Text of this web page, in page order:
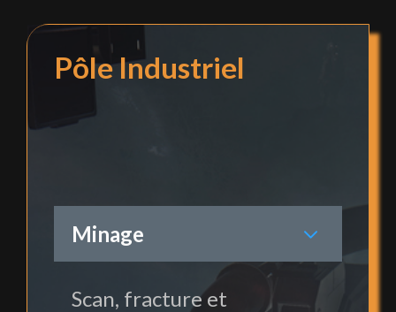
Pôle Industriel
Minage
Scan, fracture et